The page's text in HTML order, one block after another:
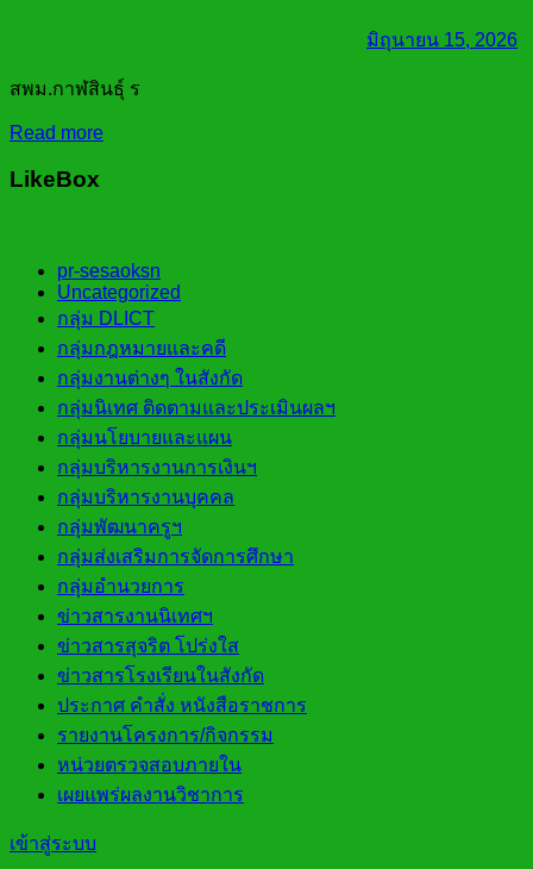
มิถุนายน 15, 2026
สพม.กาฬสินธุ์ ร
Read more
LikeBox
pr-sesaoksn
Uncategorized
กลุ่ม DLICT
กลุ่มกฎหมายและคดี
กลุ่มงานต่างๆ ในสังกัด
กลุ่มนิเทศ ติดตามและประเมินผลฯ
กลุ่มนโยบายและแผน
กลุ่มบริหารงานการเงินฯ
กลุ่มบริหารงานบุคคล
กลุ่มพัฒนาครูฯ
กลุ่มส่งเสริมการจัดการศึกษา
กลุ่มอำนวยการ
ข่าวสารงานนิเทศฯ
ข่าวสารสุจริต โปร่งใส
ข่าวสารโรงเรียนในสังกัด
ประกาศ คำสั่ง หนังสือราชการ
รายงานโครงการ/กิจกรรม
หน่วยตรวจสอบภายใน
เผยแพร่ผลงานวิชาการ
เข้าสู่ระบบ